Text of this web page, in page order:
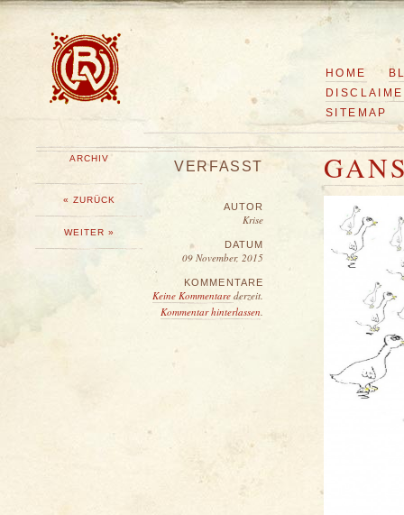
HOME
SITEMAP
ARCHIV
« ZURÜCK
WEITER »
VERFASST
AUTOR
Krise
DATUM
09 November, 2015
KOMMENTARE
Keine Kommentare derzeit.
Kommentar hinterlassen.